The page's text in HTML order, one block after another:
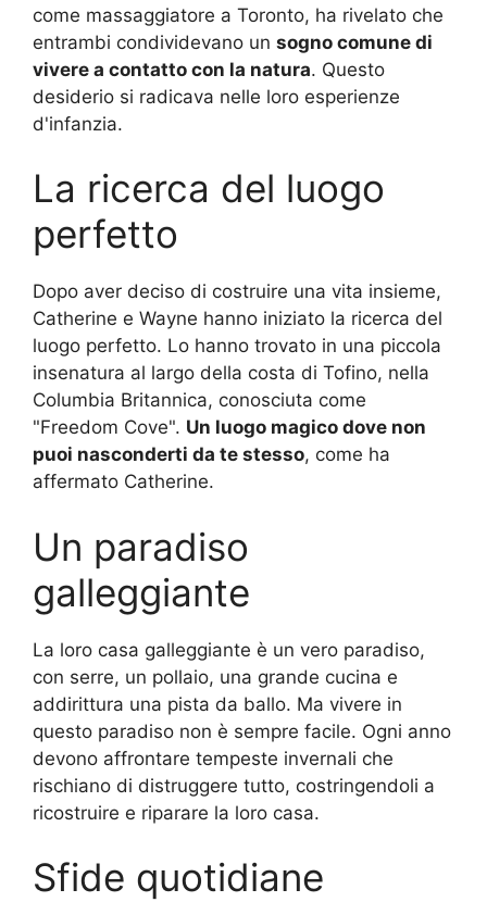
come massaggiatore a Toronto, ha rivelato che
entrambi condividevano un sogno comune di
vivere a contatto con la natura. Questo
desiderio si radicava nelle loro esperienze
d'infanzia.
La ricerca del luogo
perfetto
Dopo aver deciso di costruire una vita insieme,
Catherine e Wayne hanno iniziato la ricerca del
luogo perfetto. Lo hanno trovato in una piccola
insenatura al largo della costa di Tofino, nella
Columbia Britannica, conosciuta come
"Freedom Cove". Un luogo magico dove non
puoi nasconderti da te stesso, come ha
affermato Catherine.
Un paradiso
galleggiante
La loro casa galleggiante è un vero paradiso,
con serre, un pollaio, una grande cucina e
addirittura una pista da ballo. Ma vivere in
questo paradiso non è sempre facile. Ogni anno
devono affrontare tempeste invernali che
rischiano di distruggere tutto, costringendoli a
ricostruire e riparare la loro casa.
Sfide quotidiane